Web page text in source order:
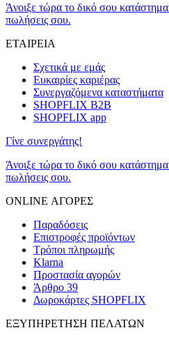
Άνοιξε τώρα το δικό σου
πωλήσεις σου.
ΕΤΑΙΡΕΙΑ
Σχετικά με εμάς
Ευκαιρίες καριέρας
Συνεργαζόμενα καταστήματα
SHOPFLIX B2B
SHOPFLIX app
Γίνε συνεργάτης!
Άνοιξε τώρα το δικό σου
πωλήσεις σου.
ONLINE ΑΓΟΡΕΣ
Παραδόσεις
Επιστροφές προϊόντων
Τρόποι πληρωμής
Klarna
Προστασία αγορών
Άρθρο 39
Δωροκάρτες SHOPFLIX
ΕΞΥΠΗΡΕΤΗΣΗ ΠΕΛΑΤΩΝ